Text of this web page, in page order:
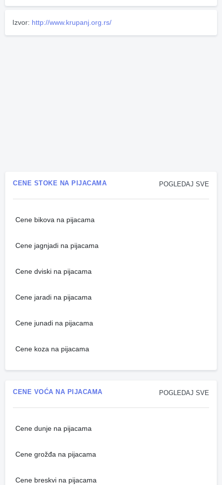
Izvor: http://www.krupanj.org.rs/
POGLEDAJ SVE
CENE STOKE NA PIJACAMA
Cene bikova na pijacama
Cene jagnjadi na pijacama
Cene dviski na pijacama
Cene jaradi na pijacama
Cene junadi na pijacama
Cene koza na pijacama
POGLEDAJ SVE
CENE VOĆA NA PIJACAMA
Cene dunje na pijacama
Cene grožđa na pijacama
Cene breskvi na pijacama